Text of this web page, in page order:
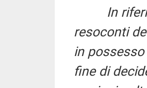
In
resoconti
in
fine di